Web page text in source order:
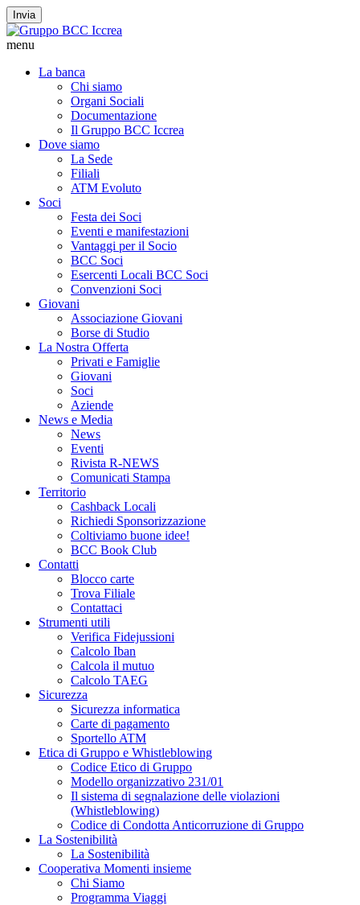
Invia
menu
La banca
Chi siamo
Organi Sociali
Documentazione
Il Gruppo BCC Iccrea
Dove siamo
La Sede
Filiali
ATM Evoluto
Soci
Festa dei Soci
Eventi e manifestazioni
Vantaggi per il Socio
BCC Soci
Esercenti Locali BCC Soci
Convenzioni Soci
Giovani
Associazione Giovani
Borse di Studio
La Nostra Offerta
Privati e Famiglie
Giovani
Soci
Aziende
News e Media
News
Eventi
Rivista R-NEWS
Comunicati Stampa
Territorio
Cashback Locali
Richiedi Sponsorizzazione
Coltiviamo buone idee!
BCC Book Club
Contatti
Blocco carte
Trova Filiale
Contattaci
Strumenti utili
Verifica Fidejussioni
Calcolo Iban
Calcola il mutuo
Calcolo TAEG
Sicurezza
Sicurezza informatica
Carte di pagamento
Sportello ATM
Etica di Gruppo e Whistleblowing
Codice Etico di Gruppo
Modello organizzativo 231/01
Il sistema di segnalazione delle violazioni
(Whistleblowing)
Codice di Condotta Anticorruzione di Gruppo
La Sostenibilità
La Sostenibilità
Cooperativa Momenti insieme
Chi Siamo
Programma Viaggi